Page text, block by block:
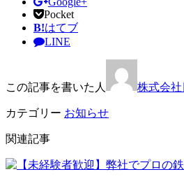
Pocket
B!はてブ
LINE
この記事を書いた人 株式会
カテゴリー お知らせ
関連記事